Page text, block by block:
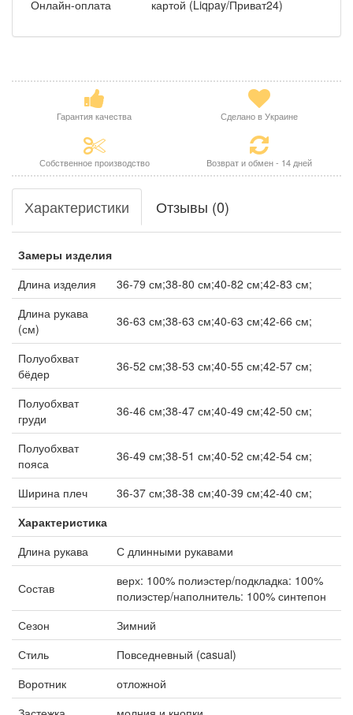
Онлайн-оплата
картой (Liqpay/Приват24)
Гарантия качества Сделано в Украине
Собственное производство Возврат и обмен - 14 дней
Характеристики Отзывы (0)
Замеры изделия
Длина изделия
36-79 см;38-80 см;40-82 см;42-83 см;
Длина рукава
(см)
36-63 см;38-63 см;40-63 см;42-66 см;
Полуобхват
бёдер
36-52 см;38-53 см;40-55 см;42-57 см;
Полуобхват
груди
36-46 см;38-47 см;40-49 см;42-50 см;
Полуобхват
пояса
36-49 см;38-51 см;40-52 см;42-54 см;
Ширина плеч
36-37 см;38-38 см;40-39 см;42-40 см;
Характеристика
Длина рукава
С длинными рукавами
Состав
верх: 100% полиэстер/подкладка: 100%
полиэстер/наполнитель: 100% синтепон
Сезон
Зимний
Стиль
Повседневный (casual)
Воротник
отложной